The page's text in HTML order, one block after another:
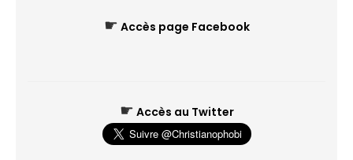
☛ Accès page Facebook
☛ Accès au Twitter